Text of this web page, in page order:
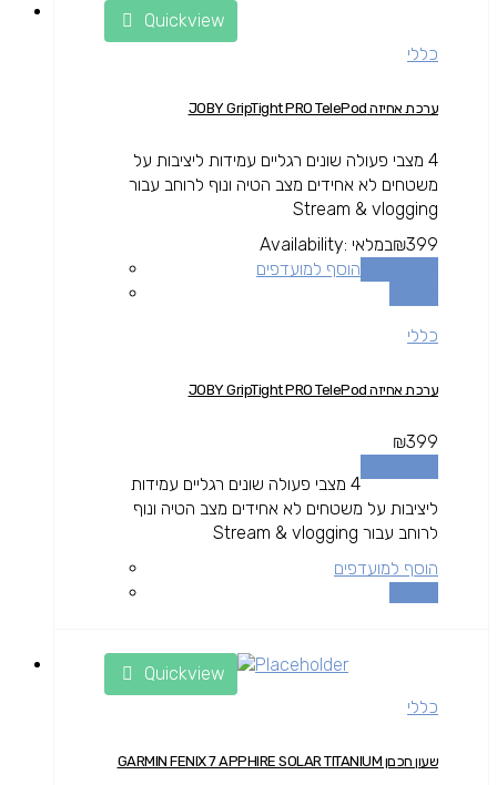
Quickview
כללי
ערכת אחיזה JOBY GripTight PRO TelePod
4 מצבי פעולה שונים רגליים עמידות ליציבות על
משטחים לא אחידים מצב הטיה ונוף לרוחב עבור
Stream & vlogging
₪399
Availability: במלאי
הוסף למועדפים
כללי
ערכת אחיזה JOBY GripTight PRO TelePod
₪399
4 מצבי פעולה שונים רגליים עמידות
ליציבות על משטחים לא אחידים מצב הטיה ונוף
לרוחב עבור Stream & vlogging
הוסף למועדפים
Quickview
כללי
שעון חכםן GARMIN FENIX 7 APPHIRE SOLAR TITANIUM